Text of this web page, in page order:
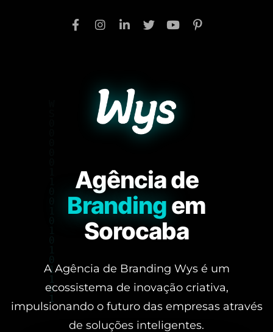
Agência de
Brandingem
Sorocaba
A Agência de Branding Wys é um
ecossistema de inovação criativa,
impulsionando o futuro das empresas através
de soluções inteligentes.